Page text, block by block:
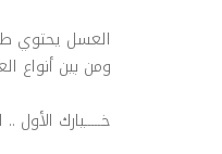
العسل يحتوي
ومن بين أنواع
خـــــيارك